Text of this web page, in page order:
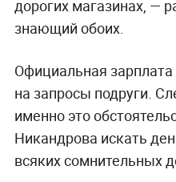
дорогих магазинах, —
знающий обоих.
Официальная зарплата
на запросы подруги.
именно это
Никандрова искать
всяких сомнительных